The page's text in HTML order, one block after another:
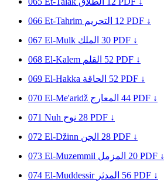
066 Et-Tahrim التحريم 12 PDF ↓
067 El-Mulk الملك 30 PDF ↓
068 El-Kalem القلم 52 PDF ↓
069 El-Hakka الحاقة 52 PDF ↓
070 El-Me'aridž المعارج 44 PDF ↓
071 Nuh نوح 28 PDF ↓
072 El-Džinn الجن 28 PDF ↓
073 El-Muzemmil المزمل 20 PDF ↓
074 El-Muddessir المدثر 56 PDF ↓